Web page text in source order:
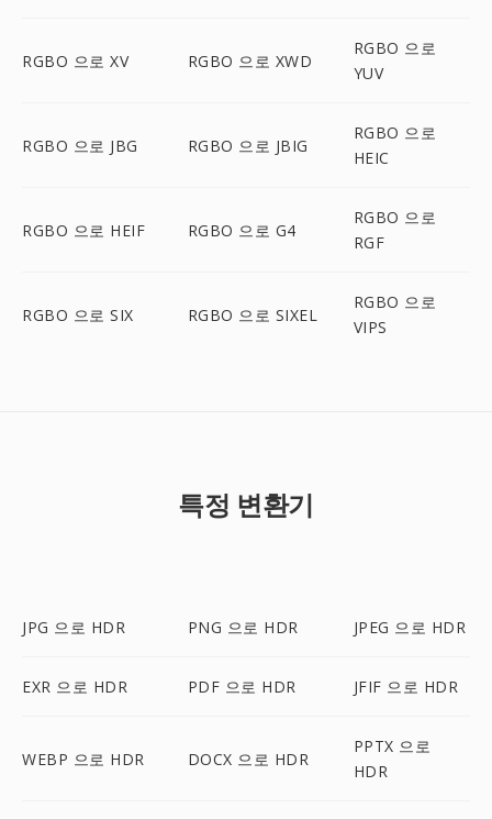
RGBO 으로 XV RGBO 으로 XWD
RGBO 으로
YUV
RGBO 으로 JBG RGBO 으로 JBIG
RGBO 으로
HEIC
RGBO 으로 HEIF RGBO 으로 G4
RGBO 으로
RGF
RGBO 으로 SIX RGBO 으로 SIXEL
RGBO 으로
VIPS
특정 변환기
JPG 으로 HDR PNG 으로 HDR JPEG 으로 HDR
EXR 으로 HDR PDF 으로 HDR JFIF 으로 HDR
WEBP 으로 HDR DOCX 으로 HDR
PPTX 으로
HDR